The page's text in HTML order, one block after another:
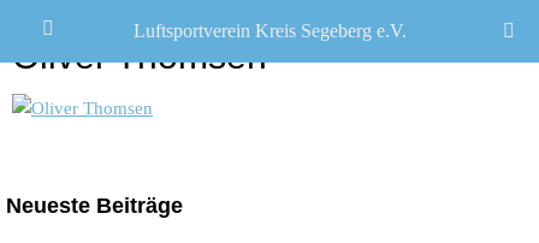
Oliver Thomsen
Neueste Beiträge
Luftsportverein Kreis Segeberg e.V.